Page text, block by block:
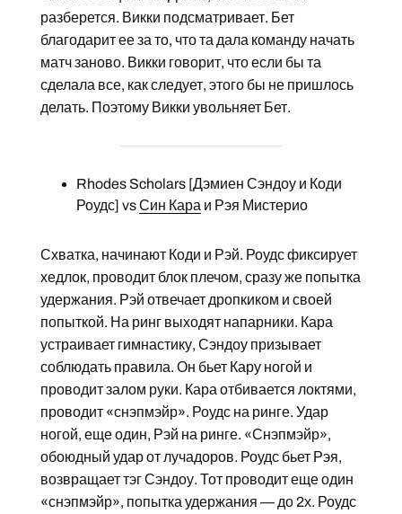
разберется. Викки подсматривает. Бет
благодарит ее за то, что та дала команду начать
матч заново. Викки говорит, что если бы та
сделала все, как следует, этого бы не пришлось
делать. Поэтому Викки увольняет Бет.
Rhodes Scholars [Дэмиен Сэндоу и Коди
Роудс] vsСин Кара и Рэя Мистерио
Схватка, начинают Коди и Рэй. Роудс фиксирует
хедлок, проводит блок плечом, сразу же попытка
удержания. Рэй отвечает дропкиком и своей
попыткой. На ринг выходят напарники. Кара
устраивает гимнастику, Сэндоу призывает
соблюдать правила. Он бьет Кару ногой и
проводит залом руки. Кара отбивается локтями,
проводит «снэпмэйр». Роудс на ринге. Удар
ногой, еще один, Рэй на ринге. «Снэпмэйр»,
обоюдный удар от лучадоров. Роудс бьет Рэя,
возвращает тэг Сэндоу. Тот проводит еще один
«снэпмэйр», попытка удержания — до 2х. Роудс